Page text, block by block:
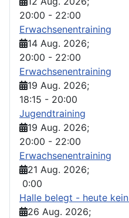
20:00 - 22:00
Erwachsenentraining
14 Aug. 2026;
20:00 - 22:00
Erwachsenentraining
19 Aug. 2026;
18:15 - 20:00
Jugendtraining
19 Aug. 2026;
20:00 - 22:00
Erwachsenentraining
21 Aug. 2026;
0:00
Halle belegt - heute
26 Aug. 2026;